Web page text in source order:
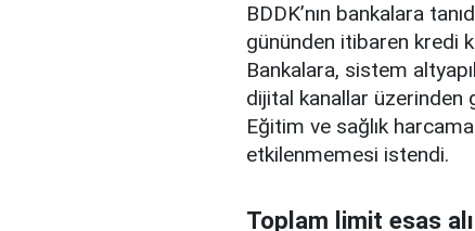
BDDK’nın bankalara
gününden itibaren kredi
Bankalara, sistem
dijital kanallar üzerinden
Eğitim ve sağlık
etkilenmemesi istendi.
Toplam limit esas